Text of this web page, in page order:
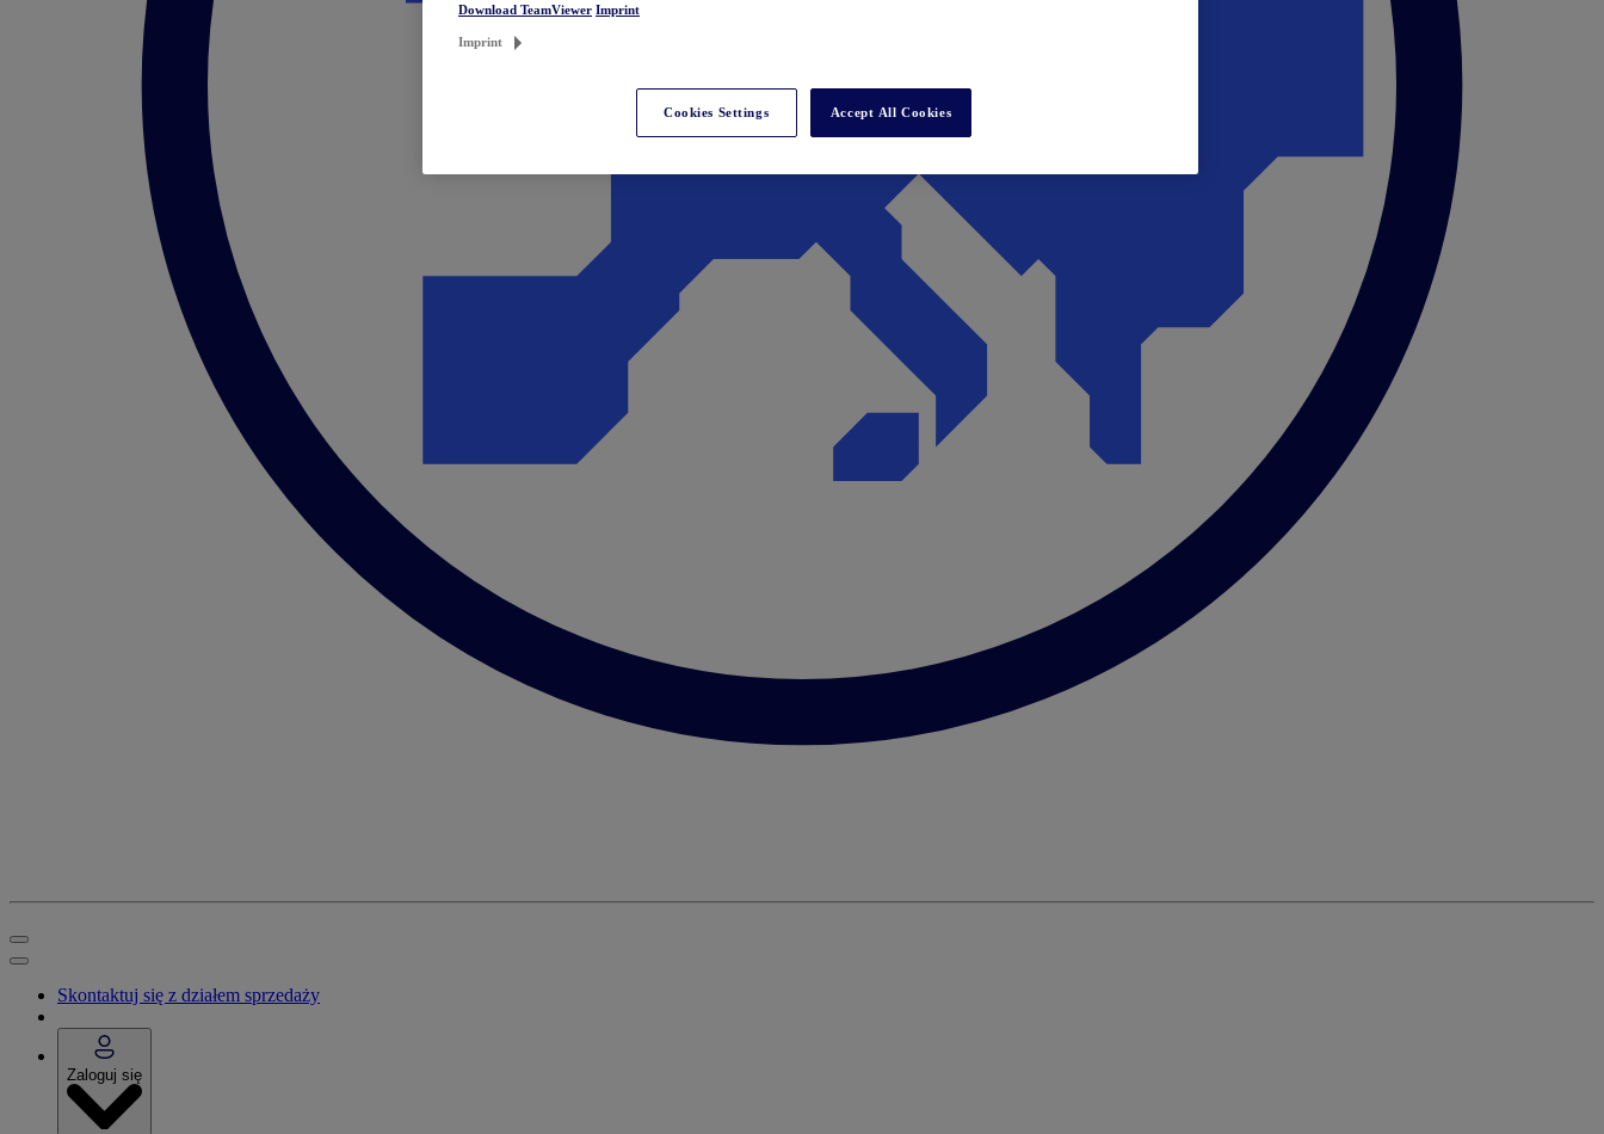
Skontaktuj się z działem sprzedaży
Zaloguj się
Download TeamViewer Imprint
Imprint
Cookies Settings Accept All Cookies